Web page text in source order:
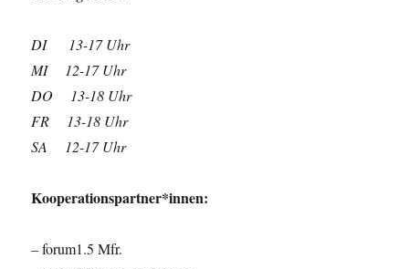
DI 13-17 Uhr
MI 12-17 Uhr
DO 13-18 Uhr
FR 13-18 Uhr
SA 12-17 Uhr
Kooperationspartner*innen:
– forum1.5 Mfr.